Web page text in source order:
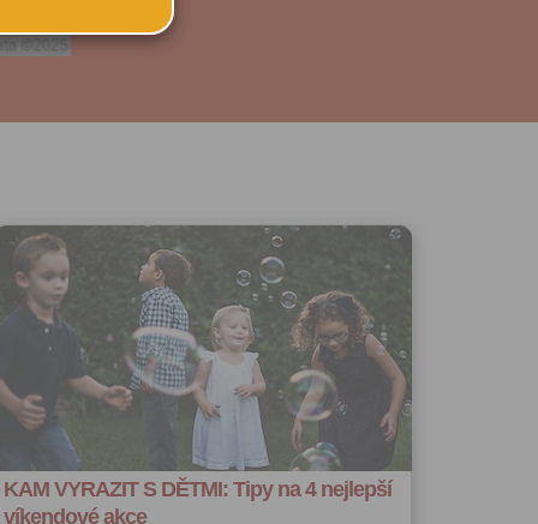
KAM VYRAZIT S DĚTMI: Tipy na 4 nejlepší
víkendové akce
na
po
účtu až do
souhlas